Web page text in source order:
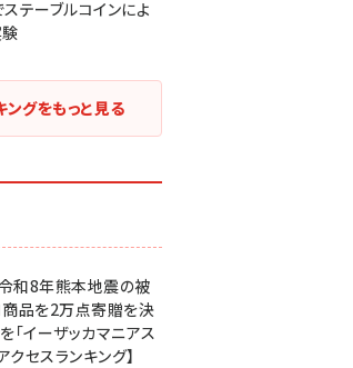
テーブルコインによ
グをもっと見る
令和8年熊本地震の被
品を2万点寄贈を決
イーザッカマニアス
クセスランキング】